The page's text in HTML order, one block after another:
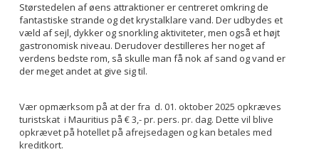
Størstedelen af øens attraktioner er centreret omkring de
fantastiske strande og det krystalklare vand. Der udbydes et
væld af sejl, dykker og snorkling aktiviteter, men også et højt
gastronomisk niveau. Derudover destilleres her noget af
verdens bedste rom, så skulle man få nok af sand og vand er
der meget andet at give sig til.
Vær opmærksom på at der fra d. 01. oktober 2025 opkræves
turistskat i Mauritius på € 3,- pr. pers. pr. dag. Dette vil blive
opkrævet på hotellet på afrejsedagen og kan betales med
kreditkort.